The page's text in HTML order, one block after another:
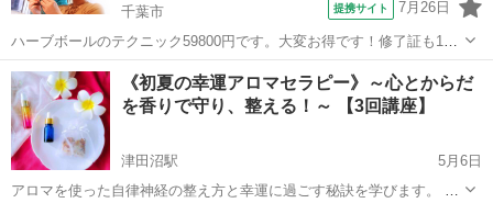
千葉市 提携サイト 7月26日
ハーブボールのテクニック59800円です。大変お得です！修了証も1枚
1700円で発行しています★是非、更なる技術UPにご利用下さい！復習
用のDVD、遠方の方向けの通信講座もご用意しています！こちらから
の営業電話は致しません。...
千葉 千葉市 アロマ
《初夏の幸運アロマセラピー》～心とからだ
を香りで守り、整える！～ 【3回講座】
津田沼駅
5月6日
アロマを使った自律神経の整え方と幸運に過ごす秘訣を学びます。 香